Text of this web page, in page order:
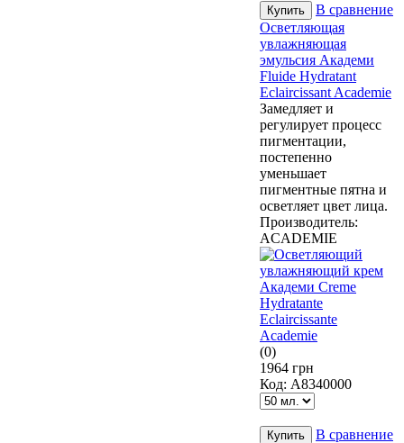
В сравнение
Осветляющая
увлажняющая
эмульсия Академи
Fluide Hydratant
Eclaircissant Academie
Замедляет и
регулирует процесс
пигментации,
постепенно
уменьшает
пигментные пятна и
осветляет цвет лица.
Производитель:
ACADEMIE
(0)
1964 грн
Код: А8340000
В сравнение